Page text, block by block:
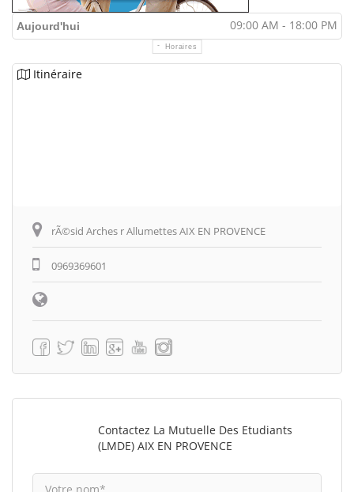
Aujourd'hui 09:00 AM - 18:00 PM
Horaires
Itinéraire
rÃ©sid Arches r Allumettes AIX EN PROVENCE
0969369601
Contactez La Mutuelle Des Etudiants
(LMDE) AIX EN PROVENCE